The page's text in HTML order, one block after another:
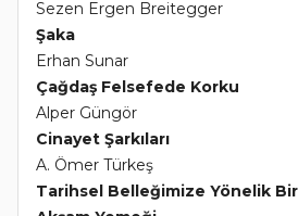
Sezen Ergen Breitegger
Şaka
Erhan Sunar
Çağdaş Felsefede Korku
Alper Güngör
Cinayet Şarkıları
A. Ömer Türkeş
Tarihsel Belleğimize Yönelik